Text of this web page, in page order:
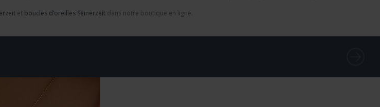
et boucles d’oreilles Seinerzeit dans notre boutique en ligne.